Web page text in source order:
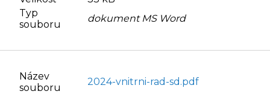
Typ
souboru
dokument MS Word
Název
souboru
2024-vnitrni-rad-sd.pdf